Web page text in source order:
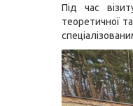
Під час
теоретичної